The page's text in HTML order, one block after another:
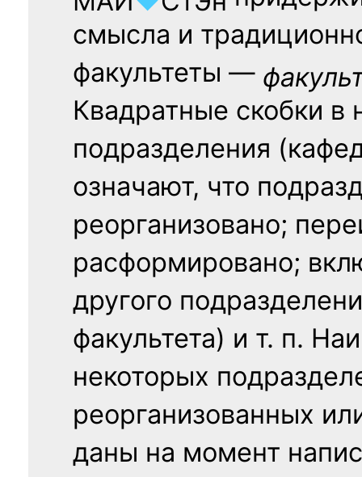
смысла и
факультеты —
Квадратные скобки в
подразделения
означают, что
реорганизовано;
расформировано;
другого
факультета) и т. п.
некоторых
реорганизованных
даны на момент